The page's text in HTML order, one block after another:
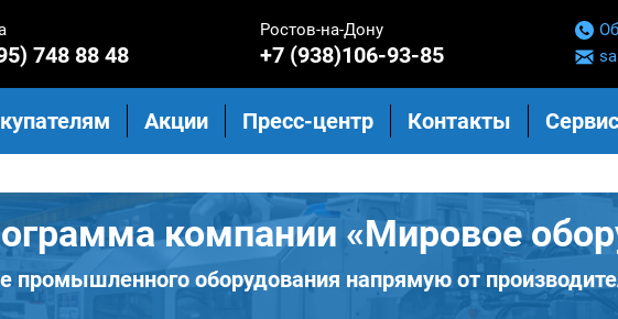
748 88 48
Ростов-на-Дону
+7 (938)106-93-85
Акции Пресс-центр Контакты
компании «Мировое
промышленного оборудования напрямую от